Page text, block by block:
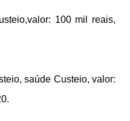
100 mil reais,
saúde Custeio, valor: